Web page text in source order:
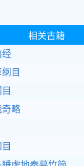
相关古籍
经
目
奇略